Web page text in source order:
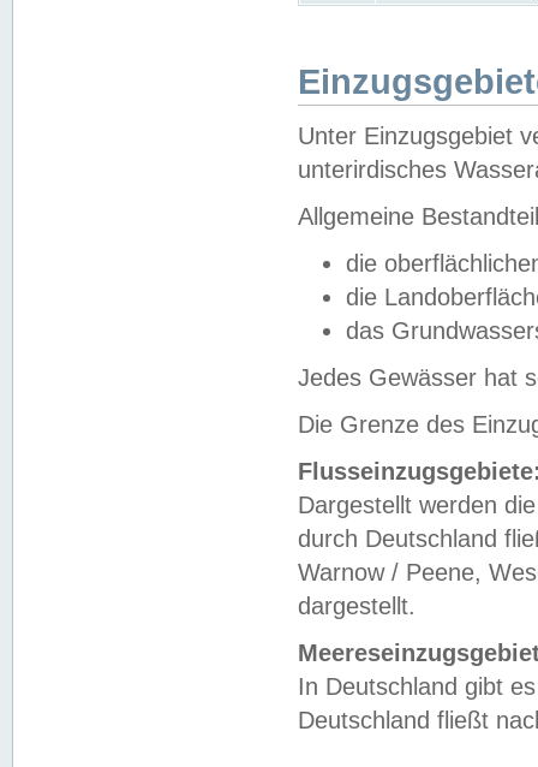
Unter Einzugsgebiet
unterirdisches
Allgemeine
die
die
das
Jedes Gewässer hat
Die Grenze des
Dargestellt werden
durch Deutschland
Warnow / Peene,
dargestellt.
In Deutschland gibt
Deutschland fließt